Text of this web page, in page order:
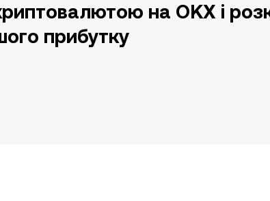
на OKX і
прибутку